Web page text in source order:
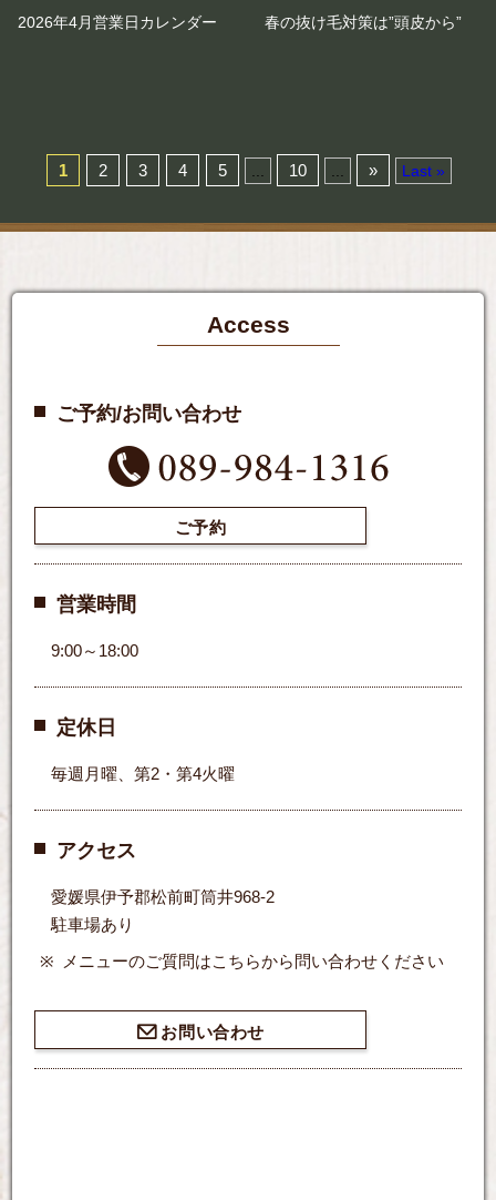
2026年4月営業日カレンダー
春の抜け毛対策は”頭皮から”
1 2 3 4 5 10 » Last »
Access
ご予約/お問い合わせ
ご予約
営業時間
9:00～18:00
定休日
毎週月曜、第2・第4火曜
アクセス
愛媛県伊予郡松前町筒井968-2
駐車場あり
メニューのご質問はこちらから問い合わせください
お問い合わせ